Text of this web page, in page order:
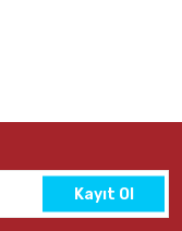
Kayıt Ol